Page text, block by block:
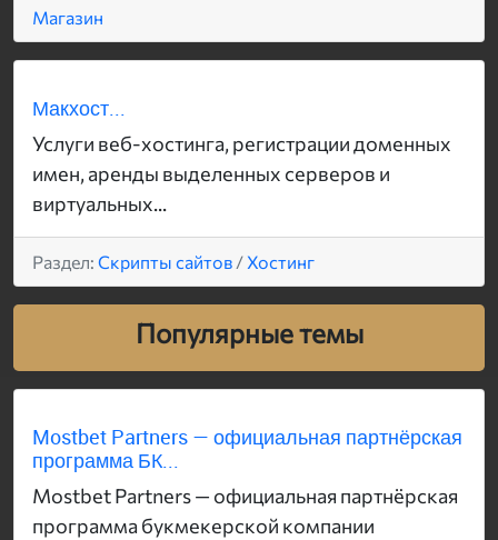
Магазин
Макхост...
Услуги веб-хостинга, регистрации доменных
имен, аренды выделенных серверов и
виртуальных...
Раздел: Скрипты сайтов /Хостинг
Популярные темы
Mostbet Partners — официальная партнёрская
программа БК...
Mostbet Partners — официальная партнёрская
программа букмекерской компании